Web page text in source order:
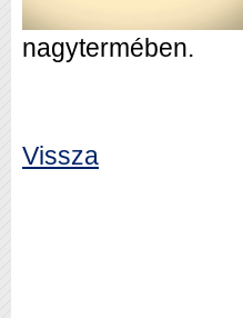
nagytermében.
Vissza